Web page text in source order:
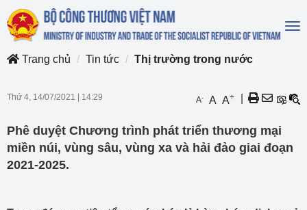
Trang chủ
Tin tức Thị trường trong nước
Thứ 4, 14/07/2021 14:29 A- A A+
Phê duyệt Chương trình phát triển thương mại
miền núi, vùng sâu, vùng xa và hải đảo giai đoạn
2021-2025.